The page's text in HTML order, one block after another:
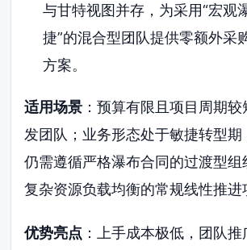
与甘特视图并存，为采用“宏观
捷”的混合型团队提供零额外采
方案。
适用场景 ：预算有限且项目周期
发团队；业务形态处于敏捷转型
仍需遵循严格瀑布合同的过渡型
复杂资源负载均衡的常规线性推进
优势亮点 ：上手成本极低，团队